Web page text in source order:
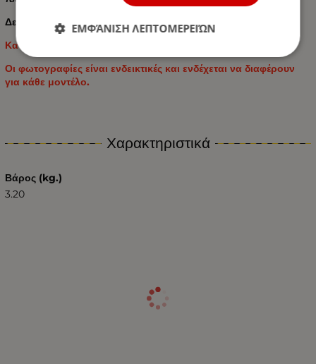
Δεν περιέχει PVC και τοξικά στοιχεία.
Κατάλληλο για: KIA CEED 2012 - 2018
Οι φωτογραφίες είναι ενδεικτικές και ενδέχεται να διαφέρουν
για κάθε μοντέλο.
Χαρακτηριστικά
Βάρος (kg.)
3.20
ΕΜΦΆΝΙΣΗ ΛΕΠΤΟΜΕΡΕΙΏΝ